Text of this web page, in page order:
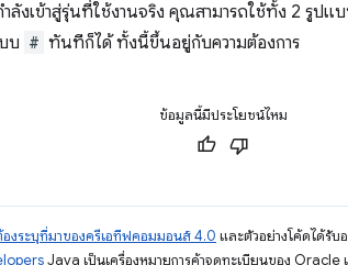
ลังเข้าสู่รุ่นที่ใช้งานจริง คุณสามารถใช้ทั้ง 2 รูป
บ # ทันทีก็ได้ ทั้งนี้ขึ้นอยู่กับความต้องการ
ข้อมูลนี้มีประโยชน์ไหม
งระบุที่มาของครีเอทีฟคอมมอนส์ 4.0 และตัวอย่างโค้ดได้รับ
Java เป็นเครื่องหมายการค้าจดทะเบียนของ Oracle